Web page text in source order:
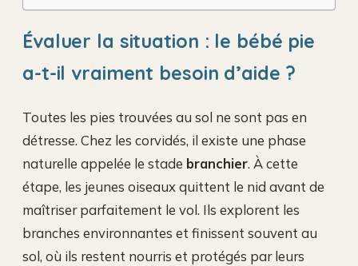
Évaluer la situation : le bébé pie
a-t-il vraiment besoin d’aide ?
Toutes les pies trouvées au sol ne sont pas en
détresse. Chez les corvidés, il existe une phase
naturelle appelée le stade branchier. À cette
étape, les jeunes oiseaux quittent le nid avant de
maîtriser parfaitement le vol. Ils explorent les
branches environnantes et finissent souvent au
sol, où ils restent nourris et protégés par leurs